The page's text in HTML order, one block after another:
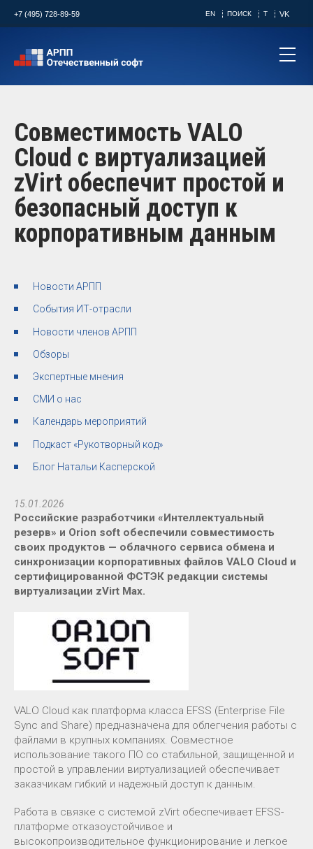
+7 (495) 728-89-59 EN ПОИСК T VK
Совместимость VALO
Cloud с виртуализацией
zVirt обеспечит простой и
безопасный доступ к
корпоративным данным
Новости АРПП
События ИТ-отрасли
Новости членов АРПП
Обзоры
Экспертные мнения
СМИ о нас
Календарь мероприятий
Подкаст «Рукотворный код»
Блог Натальи Касперской
15.01.2026
Российские разработчики «Интеллектуальный
резерв» и Orion soft обеспечили совместимость
своих продуктов — облачного сервиса обмена и
синхронизации корпоративных файлов VALO Cloud и
сертифицированной ФСТЭК редакции системы
виртуализации zVirt Max.
VALO Cloud как платформа класса EFSS (Enterprise File
Sync and Share) предназначена для облегчения работы с
файлами в крупных компаниях. Совместное
использование такого ПО со стабильной, защищенной и
простой в управлении виртуализацией обеспечивает
заказчикам гибкий и надежный доступ к данным.
Работа в связке с системой zVirt обеспечивает EFSS-
платформе отказоустойчивое и
высокопроизводительное функционирование и легкое